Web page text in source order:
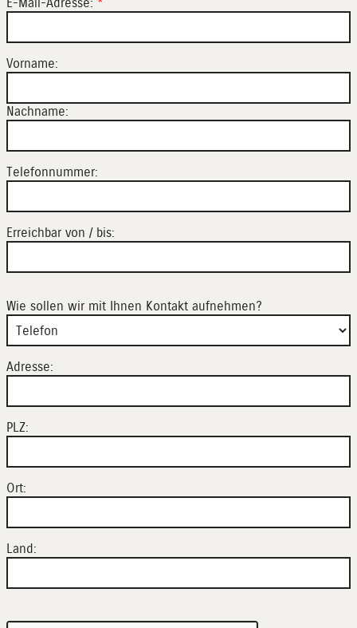
E-Mail-Adresse: *
Vorname:
Nachname:
Telefonnummer:
Erreichbar von / bis:
Wie sollen wir mit Ihnen Kontakt aufnehmen?
Adresse:
PLZ:
Ort:
Land: